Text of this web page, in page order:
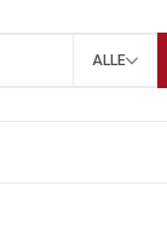
ALLE